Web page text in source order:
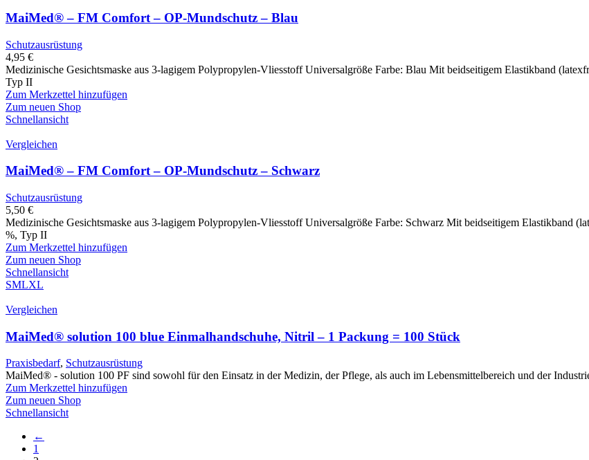
MaiMed® – FM Comfort – OP-Mundschutz – Blau
Schutzausrüstung
4,95 €
Medizinische Gesichtsmaske aus 3-lagigem Polypropylen-Vliesstoff Universalgröße Farbe: Blau Mit beidseitigem Elastikband
Typ II
Zum Merkzettel hinzufügen
Zum neuen Shop
Schnellansicht
Vergleichen
MaiMed® – FM Comfort – OP-Mundschutz – Schwarz
Schutzausrüstung
5,50 €
Medizinische Gesichtsmaske aus 3-lagigem Polypropylen-Vliesstoff Universalgröße Farbe: Schwarz Mit beidseitigem Elastikband
%, Typ II
Zum Merkzettel hinzufügen
Zum neuen Shop
Schnellansicht
SMLXL
Vergleichen
MaiMed® solution 100 blue Einmalhandschuhe, Nitril – 1 Packung = 100 Stück
Praxisbedarf, Schutzausrüstung
MaiMed® - solution 100 PF sind sowohl für den Einsatz in der Medizin, der Pflege, als auch im Lebensmittelbereich und der
Zum Merkzettel hinzufügen
Zum neuen Shop
Schnellansicht
←
1